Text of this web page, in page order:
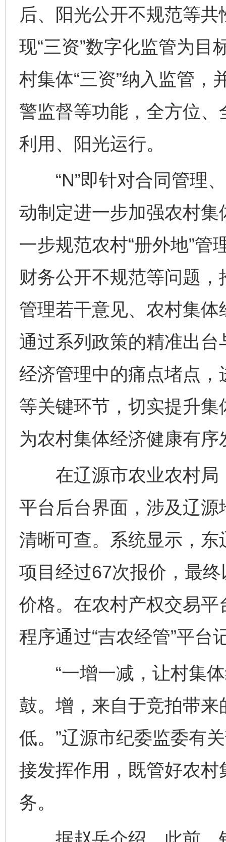
后、阳光公开不规范等
现“三资”数字化监管为目
村集体“三资”纳入监管，
警监督等功能，全方位
利用、阳光运行。
“N”即针对合同管理、
动制定进一步加强农村
一步规范农村“册外地”
财务公开不规范等问题
管理若干意见、农村集
通过系列政策的精准出
经济管理中的痛点堵点
等关键环节，切实提升
为农村集体经济健康有
在辽源市农业农村局
平台后台界面，涉及辽
清晰可查。系统显示，
项目经过67次报价，最
价格。在农村产权交易
程序通过“吉农经管”平台
“一增一减，让村集体
鼓。增，来自于竞拍带
低。”辽源市纪委监委有
接发挥作用，既管好农村
务。